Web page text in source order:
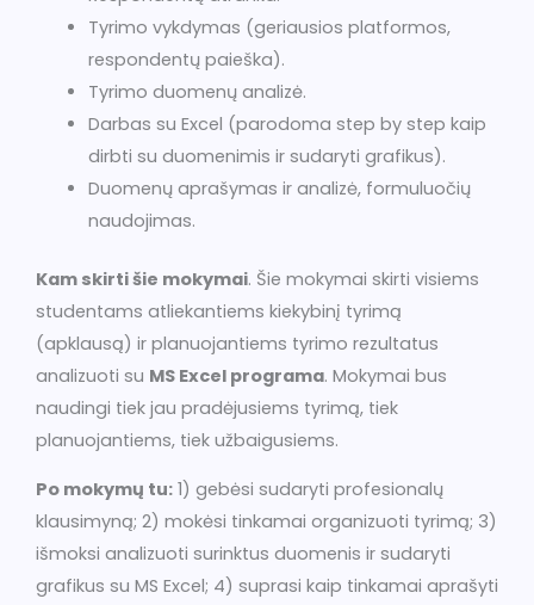
Tyrimo vykdymas (geriausios platformos,
respondentų paieška).
Tyrimo duomenų analizė.
Darbas su Excel (parodoma step by step kaip
dirbti su duomenimis ir sudaryti grafikus).
Duomenų aprašymas ir analizė, formuluočių
naudojimas.
Kam skirti šie mokymai. Šie mokymai skirti visiems
studentams atliekantiems kiekybinį tyrimą
(apklausą) ir planuojantiems tyrimo rezultatus
analizuoti su MS Excel programa. Mokymai bus
naudingi tiek jau pradėjusiems tyrimą, tiek
planuojantiems, tiek užbaigusiems.
Po mokymų tu: 1) gebėsi sudaryti profesionalų
klausimyną; 2) mokėsi tinkamai organizuoti tyrimą; 3)
išmoksi analizuoti surinktus duomenis ir sudaryti
grafikus su MS Excel; 4) suprasi kaip tinkamai aprašyti